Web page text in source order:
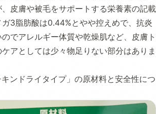
皮膚や被毛をサポートする栄養素の記載
3脂肪酸は0.44%とやや控えめで、抗炎
でアレルギー体質や乾燥肌など、皮膚ト
アとしては少々物足りない部分はありま
ンドライタイプ」の原材料と安全性につ